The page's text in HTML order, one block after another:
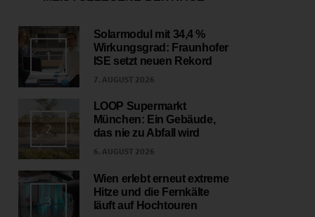
1
Solarmodul mit 34,4 %
Wirkungsgrad: Fraunhofer
ISE setzt neuen Rekord
7. AUGUST 2026
2
LOOP Supermarkt
München: Ein Gebäude,
das nie zu Abfall wird
6. AUGUST 2026
3
Wien erlebt erneut extreme
Hitze und die Fernkälte
läuft auf Hochtouren